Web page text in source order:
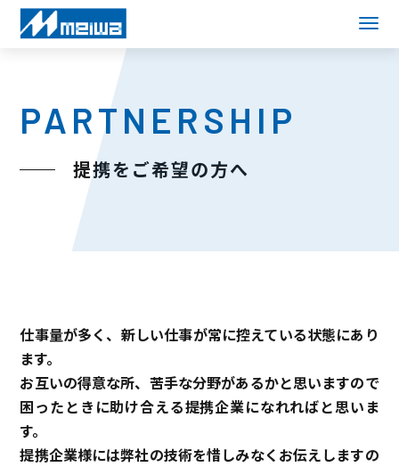
PARTNERSHIP
提携をご希望の方へ
仕事量が多く、新しい仕事が常に控えている状態にあり
ます。
お互いの得意な所、苦手な分野があるかと思いますので
困ったときに助け合える提携企業になれればと思いま
す。
提携企業様には弊社の技術を惜しみなくお伝えしますの